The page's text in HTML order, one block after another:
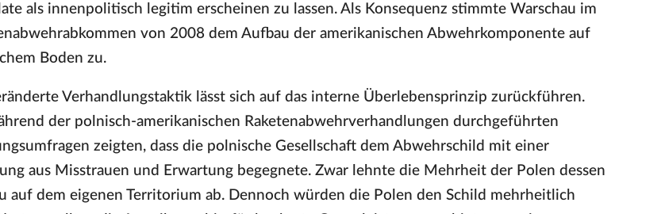
als innenpolitisch legitim erscheinen zu lassen. Als Konsequenz stimmte Warschau im
von 2008 dem Aufbau der amerikanischen Abwehrkomponente auf
Boden zu.
Verhandlungstaktik lässt sich auf das interne Überlebensprinzip zurückführen.
der polnisch-amerikanischen Raketenabwehrverhandlungen durchgeführten
zeigten, dass die polnische Gesellschaft dem Abwehrschild mit einer
aus Misstrauen und Erwartung begegnete. Zwar lehnte die Mehrheit der Polen dessen
auf dem eigenen Territorium ab. Dennoch würden die Polen den Schild mehrheitlich